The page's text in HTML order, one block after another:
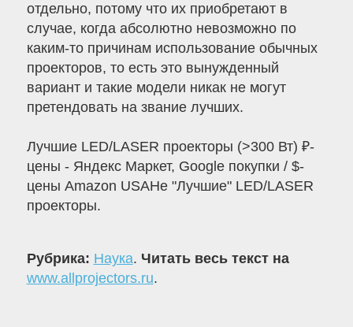
отдельно, потому что их приобретают в
случае, когда абсолютно невозможно по
каким-то причинам использование обычных
проекторов, то есть это вынужденный
вариант и такие модели никак не могут
претендовать на звание лучших.
Лучшие LED/LASER проекторы (>300 Вт) ₽-
цены - Яндекс Маркет, Google покупки / $-
цены Amazon USAНе "Лучшие" LED/LASER
проекторы.
Рубрика: Наука. Читать весь текст на
www.allprojectors.ru.